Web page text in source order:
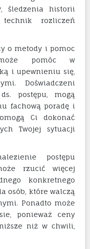
śledzenia historii
rozliczeń
o metody i pomoc
może pomóc w
i upewnieniu się,
Doświadczeni
postępu, mogą
fachową poradę i
Ci dokonać
Twojej sytuacji
postępu
rzucić więcej
konkretnego
osób, które walczą
Ponadto może
ponieważ ceny
niż w chwili,